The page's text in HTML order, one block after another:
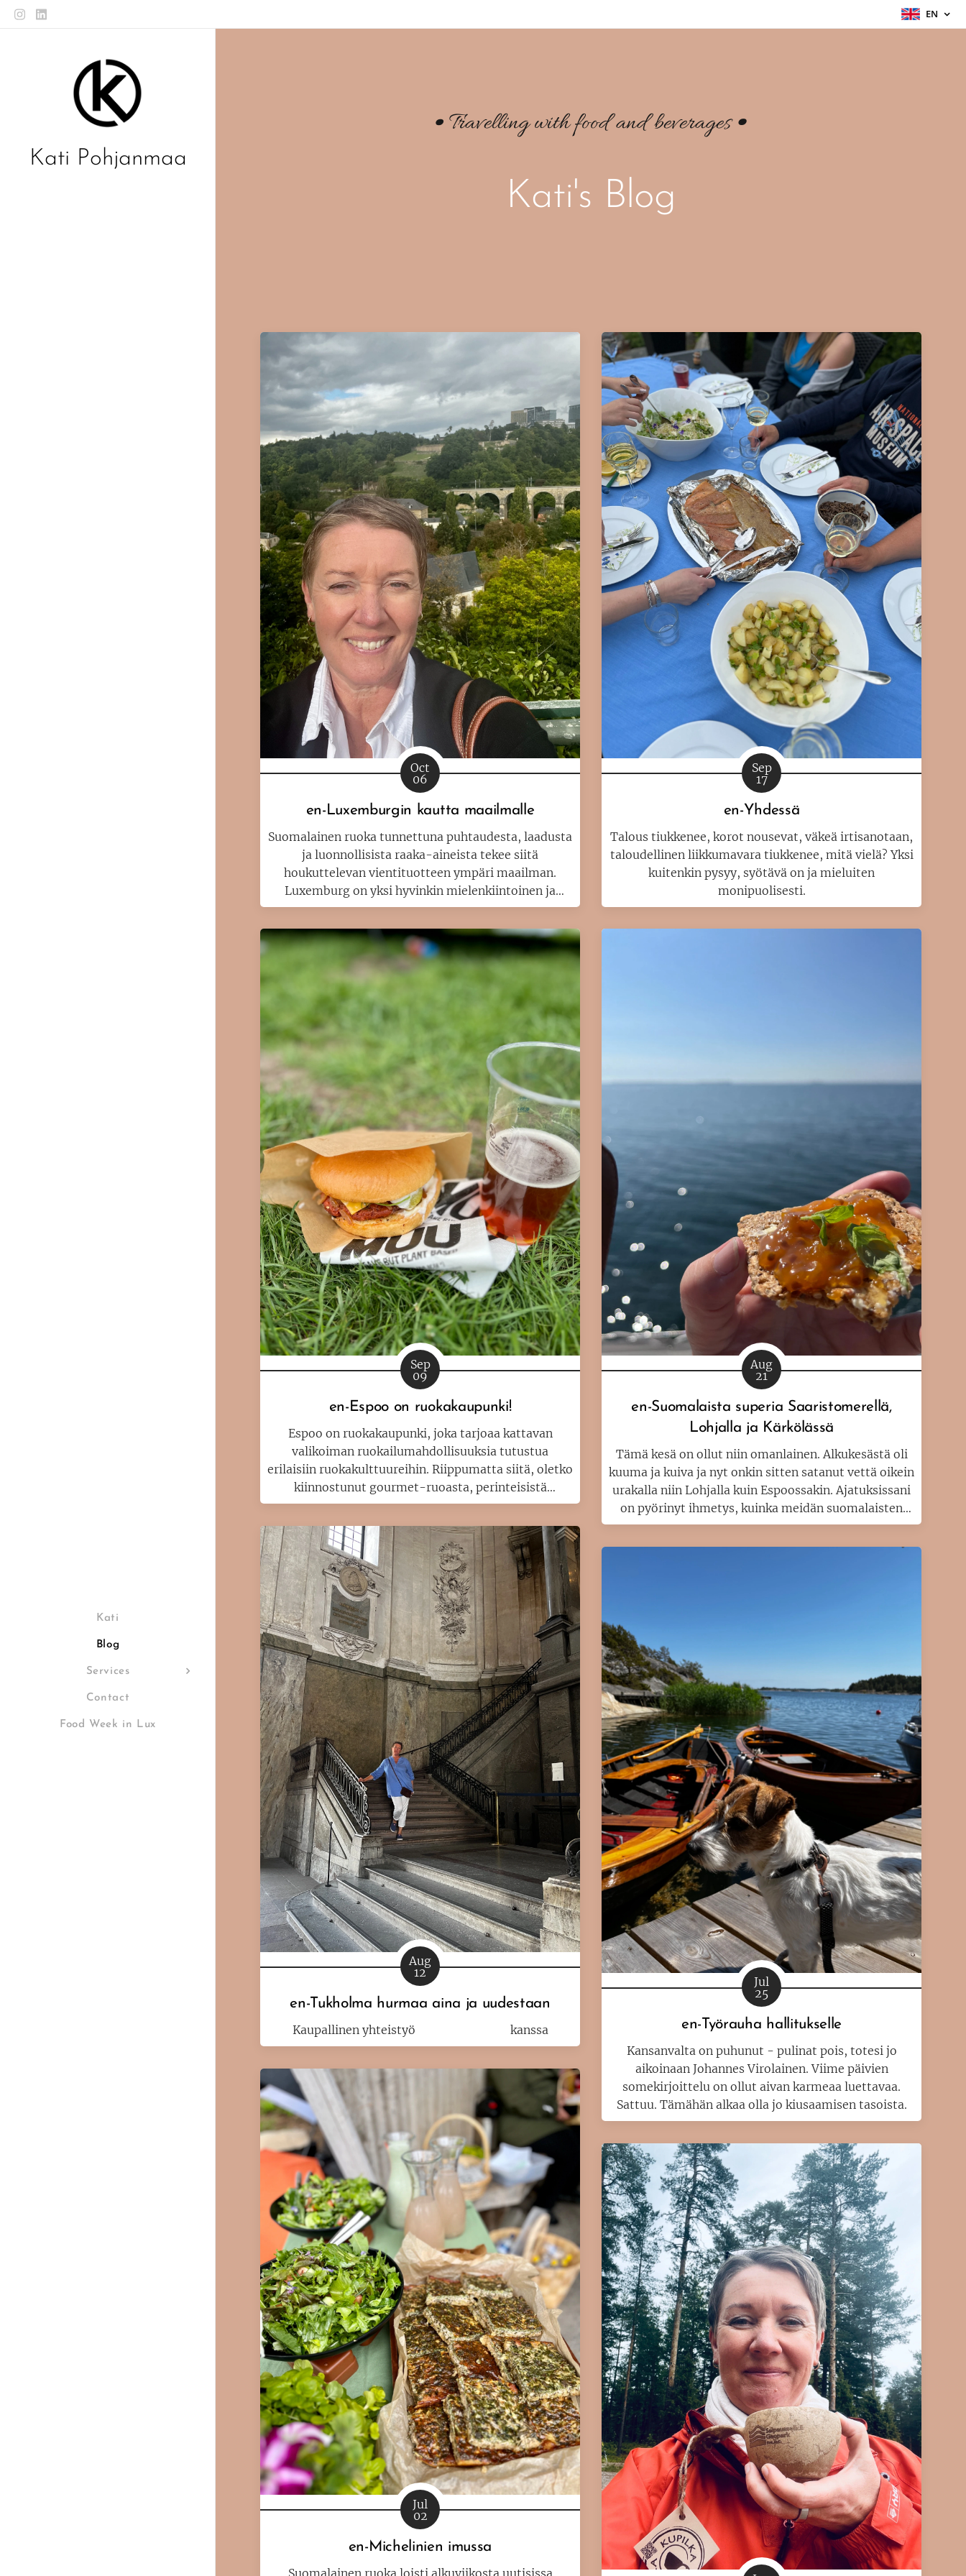
EN
Kati Pohjanmaa
Kati
Blog
Services
Contact
Food Week in Lux
• Travelling with food and beverages•
Kati's Blog
Oct
06
en-Luxemburgin kautta maailmalle
Suomalainen ruoka tunnettuna puhtaudesta, laadusta
ja luonnollisista raaka-aineista tekee siitä
houkuttelevan vientituotteen ympäri maailman.
Luxemburg on yksi hyvinkin mielenkiintoinen ja
eksklusiivinenkin markkina-alue
Sep
17
en-Yhdessä
Talous tiukkenee, korot nousevat, väkeä irtisanotaan,
taloudellinen liikkumavara tiukkenee, mitä vielä? Yksi
kuitenkin pysyy, syötävä on ja mieluiten
monipuolisesti.
Sep
09
en-Espoo on ruokakaupunki!
Espoo on ruokakaupunki, joka tarjoaa kattavan
valikoiman ruokailumahdollisuuksia tutustua
erilaisiin ruokakulttuureihin. Riippumatta siitä, oletko
kiinnostunut gourmet-ruoasta, perinteisistä
paikallisista mauista tai kansainvälisistä herkuista,
Espoossa on varmasti jotain, mikä miellyttää
makunystyröitäsi.
Aug
21
en-Suomalaista superia Saaristomerellä,
Lohjalla ja Kärkölässä
Tämä kesä on ollut niin omanlainen. Alkukesästä oli
kuuma ja kuiva ja nyt onkin sitten satanut vettä oikein
urakalla niin Lohjalla kuin Espoossakin. Ajatuksissani
on pyörinyt ihmetys, kuinka meidän suomalaisten
ruokatuottajien käy tänä satokautena. Haasteita
ilmeisesti on.
Aug
12
en-Tukholma hurmaa aina ja uudestaan
Kaupallinen yhteistyö kanssa
Jul
25
en-Työrauha hallitukselle
Kansanvalta on puhunut - pulinat pois, totesi jo
aikoinaan Johannes Virolainen. Viime päivien
somekirjoittelu on ollut aivan karmeaa luettavaa.
Sattuu. Tämähän alkaa olla jo kiusaamisen tasoista.
Jul
02
en-Michelinien imussa
Suomalainen ruoka loisti alkuviikosta uutisissa